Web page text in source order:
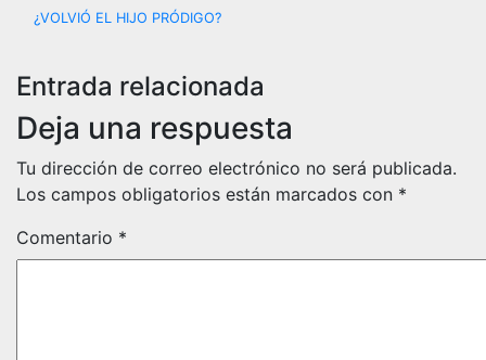
Navegación
de
entradas
¿VOLVIÓ EL HIJO PRÓDIGO?
Entrada relacionada
Deja una respuesta
Tu dirección de correo electrónico no será publicada.
Los campos obligatorios están marcados con *
Comentario *